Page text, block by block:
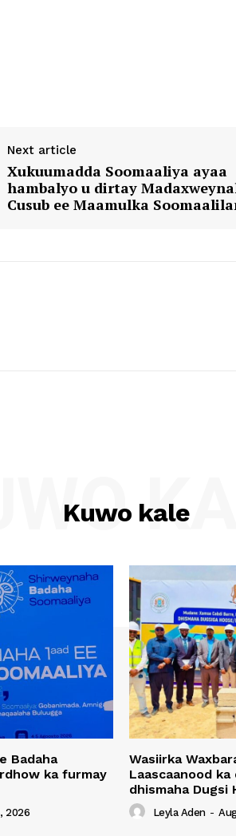
Next article
Xukuumadda Soomaaliya ayaa
hambalyo u dirtay
Cusub ee Maamulka
Kuwo kale
Badaha
ka furmay
2026
Wasiirka
Laascaanood
dhismaha Dugsi
Leyla Aden -